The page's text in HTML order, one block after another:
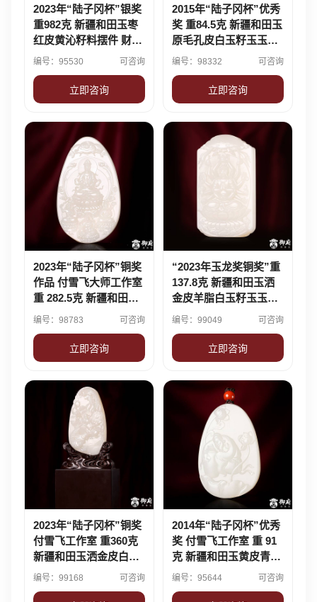
2023年“陆子冈杯”银奖
重982克 新疆和田玉枣
红皮黄沁籽料摆件 财福
双至
编号：95530 可咨询
立即咨询
2015年“陆子冈杯”优秀
奖 重84.5克 新疆和田玉
原毛孔皮白玉籽玉玉牌
太白邀月
编号：98332 可咨询
立即咨询
2023年“陆子冈杯”铜奖
作品 付雪飞大师工作室
重 282.5克 新疆和田玉
黄皮白玉籽玉 摆件 慈航
编号：98783 可咨询
立即咨询
“2023年玉龙奖铜奖”重
137.8克 新疆和田玉洒
金皮羊脂白玉籽玉玉牌
千手观音
编号：99049 可咨询
立即咨询
2023年“陆子冈杯”铜奖
付雪飞工作室 重360克
新疆和田玉洒金皮白玉
籽料摆件 伏羲八卦
编号：99168 可咨询
2014年“陆子冈杯”优秀
奖 付雪飞工作室 重 91
克 新疆和田玉黄皮青白
玉籽玉玉牌 太白醉酒
编号：95644 可咨询